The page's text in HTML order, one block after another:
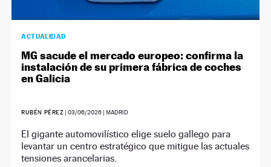
ACTUALIDAD
MG sacude el mercado europeo: confirma la
instalación de su primera fábrica de coches
en Galicia
RUBÉN PÉREZ |03/06/2026 | MADRID
El gigante automovilístico elige suelo gallego para
levantar un centro estratégico que mitigue las actuales
tensiones arancelarias.